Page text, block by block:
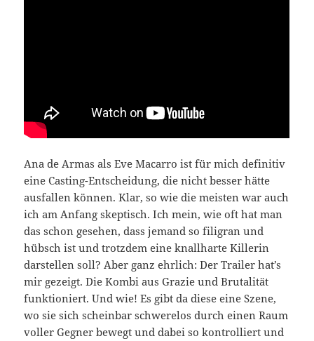
Ana de Armas als Eve Macarro ist für mich definitiv
eine Casting-Entscheidung, die nicht besser hätte
ausfallen können. Klar, so wie die meisten war auch
ich am Anfang skeptisch. Ich mein, wie oft hat man
das schon gesehen, dass jemand so filigran und
hübsch ist und trotzdem eine knallharte Killerin
darstellen soll? Aber ganz ehrlich: Der Trailer hat’s
mir gezeigt. Die Kombi aus Grazie und Brutalität
funktioniert. Und wie! Es gibt da diese eine Szene,
wo sie sich scheinbar schwerelos durch einen Raum
voller Gegner bewegt und dabei so kontrolliert und